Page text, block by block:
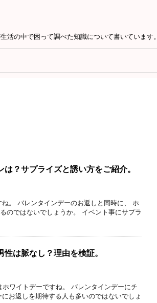
活の中で困って調べた知識について書いています。
？サプライズと誘い方をご紹介。
レンタインデーのお返しと同時に、 ホ
のではないでしょうか。 イベント事にサプラ
は脈なし？理由を検証。
トデーですね。 バレンタインデーにチ
お返しを期待する人も多いのではないでしょ